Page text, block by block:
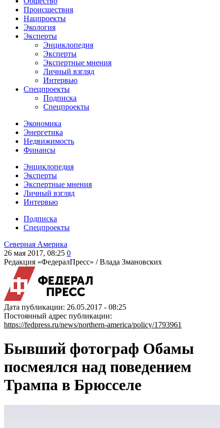
Происшествия
Нацпроекты
Экология
Эксперты
Энциклопедия
Эксперты
Экспертные мнения
Личный взгляд
Интервью
Спецпроекты
Подписка
Спецпроекты
Экономика
Энергетика
Недвижимость
Финансы
Энциклопедия
Эксперты
Экспертные мнения
Личный взгляд
Интервью
Подписка
Спецпроекты
Северная Америка
26 мая 2017, 08:25 0
Редакция «ФедералПресс» /Влада Змановских
Дата публикации: 26.05.2017 - 08:25
Постоянный адрес публикации:
https://fedpress.ru/news/northern-america/policy/1793961
Бывший фотограф Обамы
посмеялся над поведением
Трампа в Брюсселе